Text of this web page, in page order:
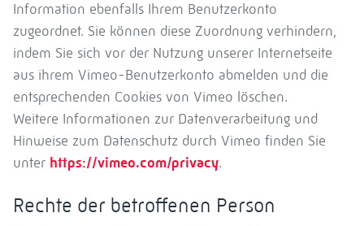
Information ebenfalls Ihrem Benutzerkonto
zugeordnet. Sie können diese Zuordnung verhindern,
indem Sie sich vor der Nutzung unserer Internetseite
aus ihrem Vimeo-Benutzerkonto abmelden und die
entsprechenden Cookies von Vimeo löschen.
Weitere Informationen zur Datenverarbeitung und
Hinweise zum Datenschutz durch Vimeo finden Sie
unter https://vimeo.com/privacy.
Rechte der betroffenen Person